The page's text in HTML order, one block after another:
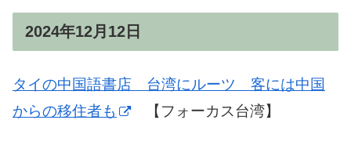
2024年12月12日
タイの中国語書店 台湾にルーツ 客には中国
からの移住者も
【フォーカス台湾】